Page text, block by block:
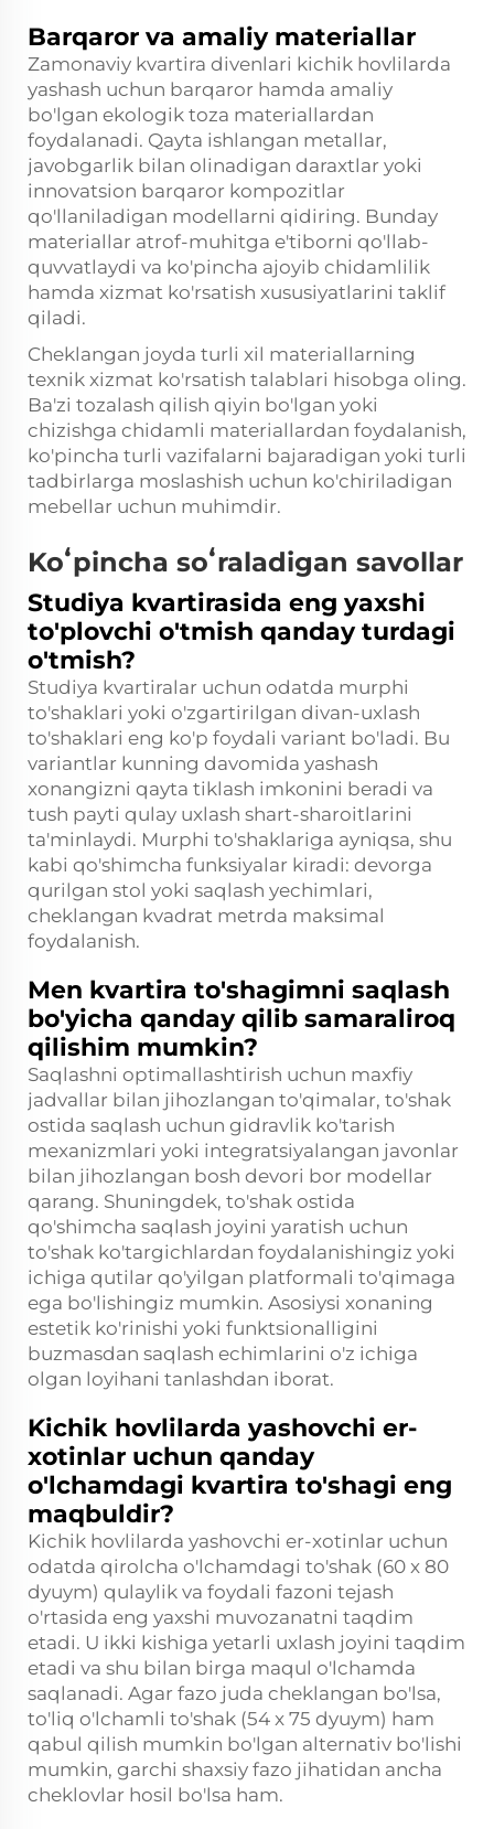
Barqaror va amaliy materiallar
Zamonaviy kvartira divenlari kichik hovlilarda
yashash uchun barqaror hamda amaliy
bo'lgan ekologik toza materiallardan
foydalanadi. Qayta ishlangan metallar,
javobgarlik bilan olinadigan daraxtlar yoki
innovatsion barqaror kompozitlar
qo'llaniladigan modellarni qidiring. Bunday
materiallar atrof-muhitga e'tiborni qo'llab-
quvvatlaydi va ko'pincha ajoyib chidamlilik
hamda xizmat ko'rsatish xususiyatlarini taklif
qiladi.
Cheklangan joyda turli xil materiallarning
texnik xizmat ko'rsatish talablari hisobga oling.
Ba'zi tozalash qilish qiyin bo'lgan yoki
chizishga chidamli materiallardan foydalanish,
ko'pincha turli vazifalarni bajaradigan yoki turli
tadbirlarga moslashish uchun ko'chiriladigan
mebellar uchun muhimdir.
Koʻpincha soʻraladigan savollar
Studiya kvartirasida eng yaxshi
to'plovchi o'tmish qanday turdagi
o'tmish?
Studiya kvartiralar uchun odatda murphi
to'shaklari yoki o'zgartirilgan divan-uxlash
to'shaklari eng ko'p foydali variant bo'ladi. Bu
variantlar kunning davomida yashash
xonangizni qayta tiklash imkonini beradi va
tush payti qulay uxlash shart-sharoitlarini
ta'minlaydi. Murphi to'shaklariga ayniqsa, shu
kabi qo'shimcha funksiyalar kiradi: devorga
qurilgan stol yoki saqlash yechimlari,
cheklangan kvadrat metrda maksimal
foydalanish.
Men kvartira to'shagimni saqlash
bo'yicha qanday qilib samaraliroq
qilishim mumkin?
Saqlashni optimallashtirish uchun maxfiy
jadvallar bilan jihozlangan to'qimalar, to'shak
ostida saqlash uchun gidravlik ko'tarish
mexanizmlari yoki integratsiyalangan javonlar
bilan jihozlangan bosh devori bor modellar
qarang. Shuningdek, to'shak ostida
qo'shimcha saqlash joyini yaratish uchun
to'shak ko'targichlardan foydalanishingiz yoki
ichiga qutilar qo'yilgan platformali to'qimaga
ega bo'lishingiz mumkin. Asosiysi xonaning
estetik ko'rinishi yoki funktsionalligini
buzmasdan saqlash echimlarini o'z ichiga
olgan loyihani tanlashdan iborat.
Kichik hovlilarda yashovchi er-
xotinlar uchun qanday
o'lchamdagi kvartira to'shagi eng
maqbuldir?
Kichik hovlilarda yashovchi er-xotinlar uchun
odatda qirolcha o'lchamdagi to'shak (60 x 80
dyuym) qulaylik va foydali fazoni tejash
o'rtasida eng yaxshi muvozanatni taqdim
etadi. U ikki kishiga yetarli uxlash joyini taqdim
etadi va shu bilan birga maqul o'lchamda
saqlanadi. Agar fazo juda cheklangan bo'lsa,
to'liq o'lchamli to'shak (54 x 75 dyuym) ham
qabul qilish mumkin bo'lgan alternativ bo'lishi
mumkin, garchi shaxsiy fazo jihatidan ancha
cheklovlar hosil bo'lsa ham.